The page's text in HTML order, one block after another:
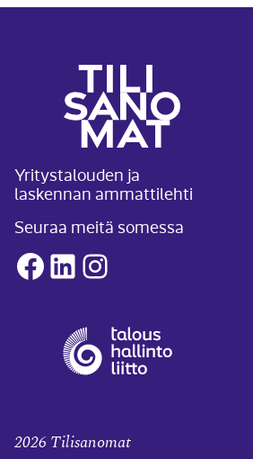
Yritystalouden ja
laskennan ammattilehti
Seuraa meitä somessa
Facebook
LinkedInInstagram
2026 Tilisanomat